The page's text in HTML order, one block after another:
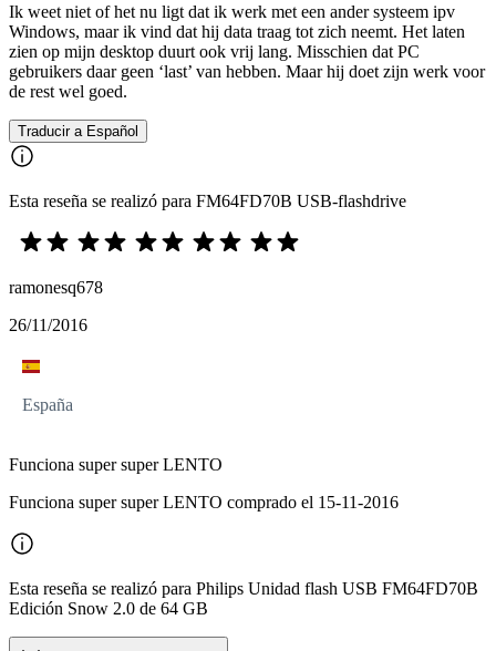
Ik weet niet of het nu ligt dat ik werk met een ander systeem ipv
Windows, maar ik vind dat hij data traag tot zich neemt. Het laten
zien op mijn desktop duurt ook vrij lang. Misschien dat PC
gebruikers daar geen ‘last’ van hebben. Maar hij doet zijn werk voor
de rest wel goed.
Traducir a Español
Esta reseña se realizó para FM64FD70B USB-flashdrive
ramonesq678
26/11/2016
España
Funciona super super LENTO
Funciona super super LENTO comprado el 15-11-2016
Esta reseña se realizó para Philips Unidad flash USB FM64FD70B
Edición Snow 2.0 de 64 GB